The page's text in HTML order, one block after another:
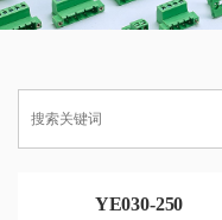
YE030-250